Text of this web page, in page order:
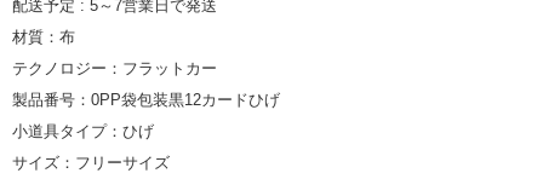
配送予定 : 5～7営業日で発送
材質：布
テクノロジー：フラットカー
製品番号：0PP袋包装黒12カードひげ
小道具タイプ：ひげ
サイズ：フリーサイズ